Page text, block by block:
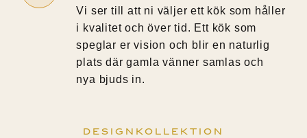
Vi ser till att ni väljer ett kök som håller
i kvalitet och över tid. Ett kök som
speglar er vision och blir en naturlig
plats där gamla vänner samlas och
nya bjuds in.
Designkollektion